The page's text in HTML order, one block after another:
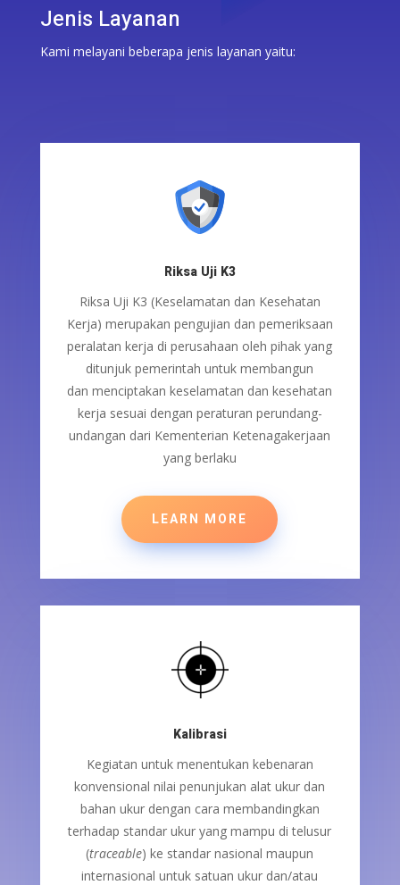
Jenis Layanan
Kami melayani beberapa jenis layanan yaitu:
Riksa Uji K3
Riksa Uji K3 (Keselamatan dan Kesehatan
Kerja) merupakan pengujian dan pemeriksaan
peralatan kerja di perusahaan oleh pihak yang
ditunjuk pemerintah untuk membangun
danmenciptakan keselamatan dan kesehatan
kerja sesuai dengan peraturan perundang-
undangan dari Kementerian Ketenagakerjaan
yang berlaku
LEARN MORE
Kalibrasi
Kegiatan untuk menentukan kebenaran
konvensional nilai penunjukan alat ukur dan
bahan ukur dengan cara membandingkan
terhadap standar ukur yang mampu di telusur
(traceable) ke standar nasional maupun
internasional untuk satuan ukur dan/atau